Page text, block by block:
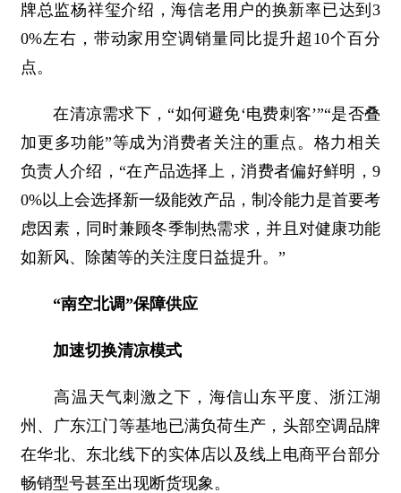
牌总监杨祥玺介绍，海信老用户的换新率已达到3
0%左右，带动家用空调销量同比提升超10个百分
点。
在清凉需求下，“如何避免‘电费刺客’”“是否叠
加更多功能”等成为消费者关注的重点。格力相关
负责人介绍，“在产品选择上，消费者偏好鲜明，9
0%以上会选择新一级能效产品，制冷能力是首要考
虑因素，同时兼顾冬季制热需求，并且对健康功能
如新风、除菌等的关注度日益提升。”
“南空北调”保障供应
加速切换清凉模式
高温天气刺激之下，海信山东平度、浙江湖
州、广东江门等基地已满负荷生产，头部空调品牌
在华北、东北线下的实体店以及线上电商平台部分
畅销型号甚至出现断货现象。